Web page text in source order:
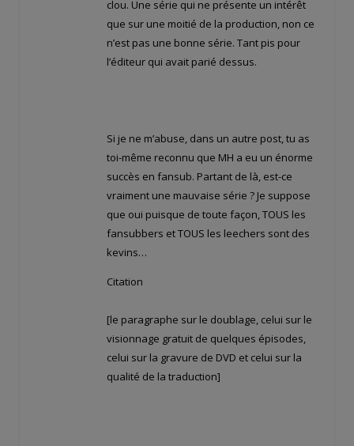
clou. Une série qui ne présente un intérêt
que sur une moitié de la production, non ce
n’est pas une bonne série. Tant pis pour
l’éditeur qui avait parié dessus.
Si je ne m’abuse, dans un autre post, tu as
toi-même reconnu que MH a eu un énorme
succès en fansub. Partant de là, est-ce
vraiment une mauvaise série ? Je suppose
que oui puisque de toute façon, TOUS les
fansubbers et TOUS les leechers sont des
kevins…
Citation
[le paragraphe sur le doublage, celui sur le
visionnage gratuit de quelques épisodes,
celui sur la gravure de DVD et celui sur la
qualité de la traduction]